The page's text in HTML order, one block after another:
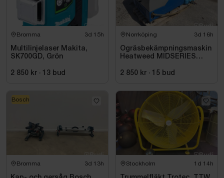
Bromma 3d 15h
Multilinjelaser Makita,
SK700GD, Grön
2 850 kr · 13 bud
Norrköping 3d 16h
Ogräsbekämpningsmaskin
Heatweed MIDSERIES
2 850 kr · 15 bud
Bromma 3d 13h
Bosch
Stockholm 1d 14h